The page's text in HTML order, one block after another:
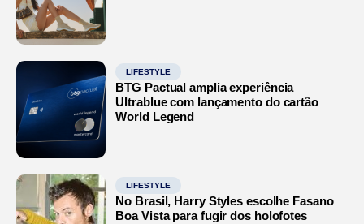
LIFESTYLE
BTG Pactual amplia experiência
Ultrablue com lançamento do cartão
World Legend
LIFESTYLE
No Brasil, Harry Styles escolhe Fasano
Boa Vista para fugir dos holofotes